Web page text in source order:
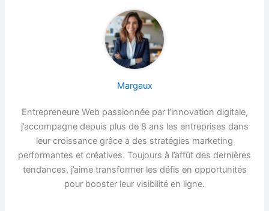
Margaux
Entrepreneure Web passionnée par l’innovation digitale,
j’accompagne depuis plus de 8 ans les entreprises dans
leur croissance grâce à des stratégies marketing
performantes et créatives. Toujours à l’affût des dernières
tendances, j’aime transformer les défis en opportunités
pour booster leur visibilité en ligne.